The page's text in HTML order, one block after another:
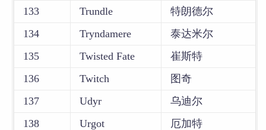
133 Trundle
特朗德尔
134
Tryndamere
泰达米尔
135
Twisted Fate
崔斯特
136
Twitch
图奇
137
Udyr
乌迪尔
138
Urgot
厄加特